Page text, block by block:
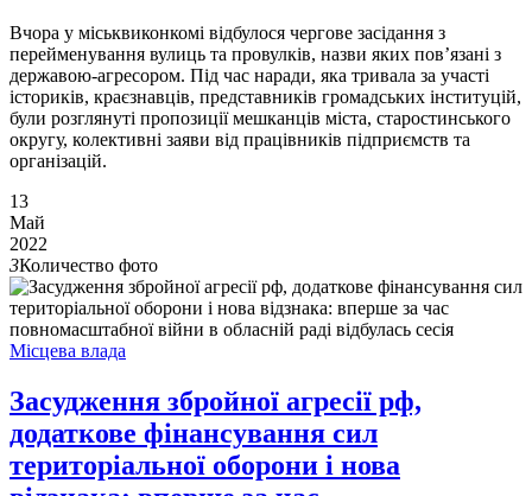
Вчора у міськвиконкомі відбулося чергове засідання з
перейменування вулиць та провулків, назви яких пов’язані з
державою-агресором. Під час наради, яка тривала за участі
істориків, краєзнавців, представників громадських інституцій,
були розглянуті пропозиції мешканців міста, старостинського
округу, колективні заяви від працівників підприємств та
організацій.
13
Май
2022
3Количество фото
Місцева влада
Засудження збройної агресії рф,
додаткове фінансування сил
територіальної оборони і нова